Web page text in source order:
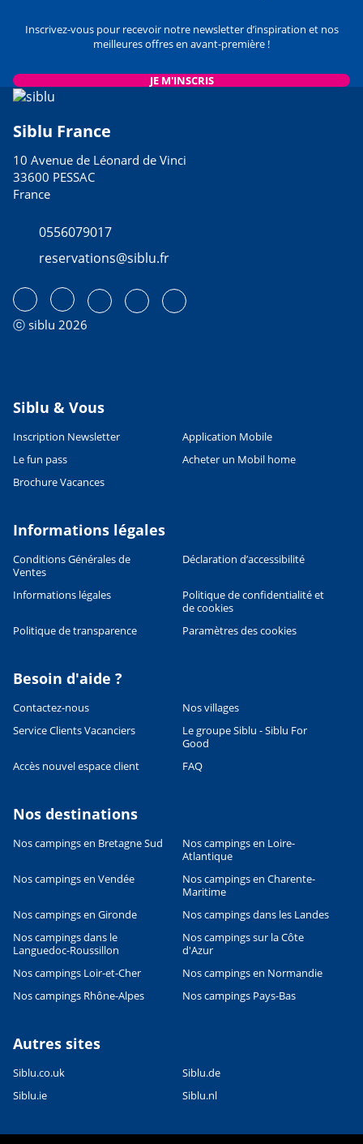
OpenStreetMapcontributors, Points © 2012 LINZ
Inscrivez-vous pour recevoir notre newsletter d’inspiration et nos
meilleures offres en avant-première !
JE M'INSCRIS
Siblu France
10 Avenue de Léonard de Vinci
33600 PESSAC
France
0556079017
reservations@siblu.fr
ⓒ siblu 2026
Siblu & Vous
Inscription Newsletter
Application Mobile
Le fun pass
Acheter un Mobil home
Brochure Vacances
Informations légales
Conditions Générales de
Ventes
Déclaration d’accessibilité
Informations légales
Politique de confidentialité et
de cookies
Politique de transparence
Paramètres des cookies
Besoin d'aide ?
Contactez-nous
Nos villages
Service Clients Vacanciers
Le groupe Siblu - Siblu For
Good
Accès nouvel espace client
FAQ
Nos destinations
Nos campings en Bretagne Sud
Nos campings en Loire-
Atlantique
Nos campings en Vendée
Nos campings en Charente-
Maritime
Nos campings en Gironde
Nos campings dans les Landes
Nos campings dans le
Languedoc-Roussillon
Nos campings sur la Côte
d'Azur
Nos campings Loir-et-Cher
Nos campings en Normandie
Nos campings Rhône-Alpes
Nos campings Pays-Bas
Autres sites
Siblu.co.uk
Siblu.de
Siblu.ie
Siblu.nl